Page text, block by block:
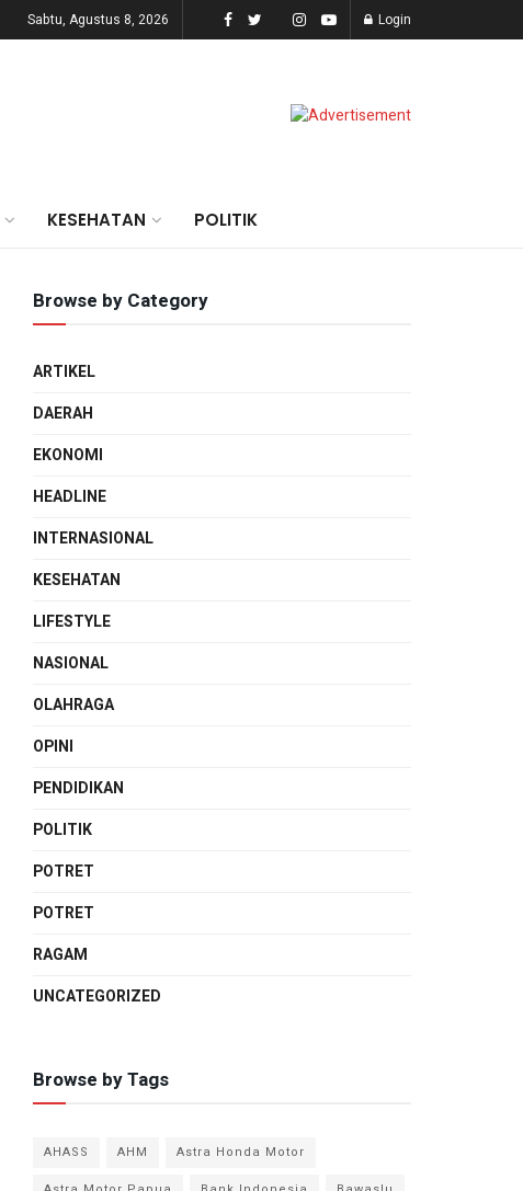
Sabtu, Agustus 8, 2026 Login
KESEHATAN POLITIK
Browse by Category
ARTIKEL
DAERAH
EKONOMI
HEADLINE
INTERNASIONAL
KESEHATAN
LIFESTYLE
NASIONAL
OLAHRAGA
OPINI
PENDIDIKAN
POLITIK
POTRET
POTRET
RAGAM
UNCATEGORIZED
Browse by Tags
AHASS AHM
Astra Honda Motor